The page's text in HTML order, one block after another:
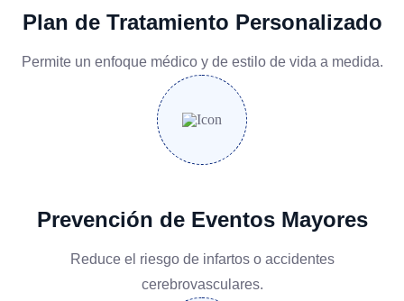
Plan de Tratamiento Personalizado
Permite un enfoque médico y de estilo de vida a medida.
Prevención de Eventos Mayores
Reduce el riesgo de infartos o accidentes
cerebrovasculares.